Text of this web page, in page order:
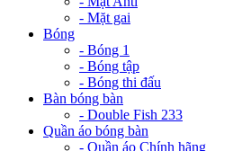
- Mặt gai
Bóng
- Bóng 1
- Bóng tập
- Bóng thi đấu
Bàn bóng bàn
- Double Fish 233
Quần áo bóng bàn
- Quần áo Chính hãng